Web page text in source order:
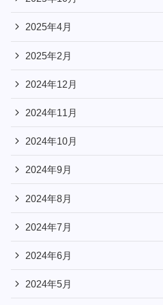
2025年4月
2025年2月
2024年12月
2024年11月
2024年10月
2024年9月
2024年8月
2024年7月
2024年6月
2024年5月